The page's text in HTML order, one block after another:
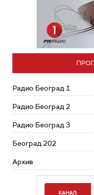
Радио Београд 1
Радио Београд 2
Радио Београд 3
Београд 202
Архив
КАНАЛ: